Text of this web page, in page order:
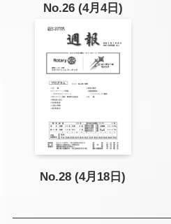
No.26 (4月4日)
No.28 (4月18日)